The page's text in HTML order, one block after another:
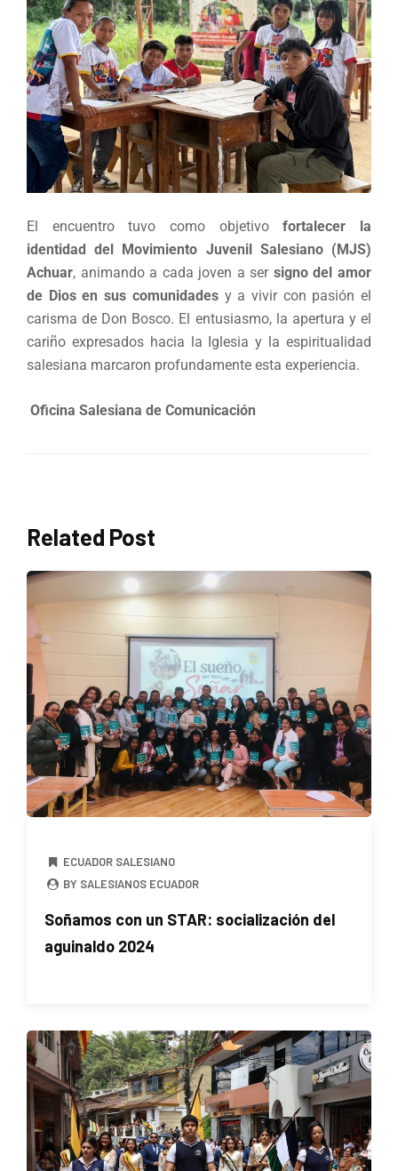
El encuentro tuvo como objetivofortalecer la
identidad del Movimiento Juvenil Salesiano (MJS)
Achuar, animando a cada joven a ser signo del amor
de Dios en sus comunidadesy a vivir con pasión el
carisma de Don Bosco. El entusiasmo, la apertura y el
cariño expresados hacia la Iglesia y la espiritualidad
salesiana marcaron profundamente esta experiencia.
Oficina Salesiana de Comunicación
Related Post
ECUADOR SALESIANO
BY SALESIANOS ECUADOR
Soñamos con un STAR: socialización del
aguinaldo 2024